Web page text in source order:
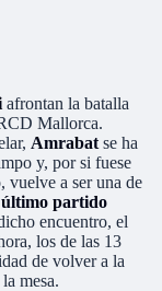
afrontan la batalla
Mallorca.
Amrabat se ha
y, por si fuese
vuelve a ser una de
último partido
encuentro, el
los de las 13
de volver a la
mesa.